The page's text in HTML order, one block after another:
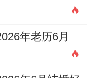
年老历6月